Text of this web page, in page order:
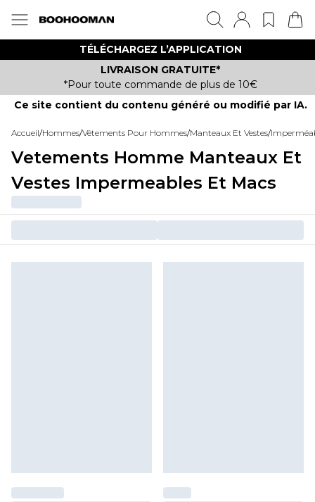
TÉLÉCHARGEZ L’APPLICATION
LIVRAISON GRATUITE*
*Pour toute commande de plus de 10€
Ce site contient du contenu généré ou modifié par IA.
Accueil/Hommes/Vêtements Pour Hommes/Manteaux Et Vestes/
Vetements Homme Manteaux Et
Vestes Impermeables Et Macs